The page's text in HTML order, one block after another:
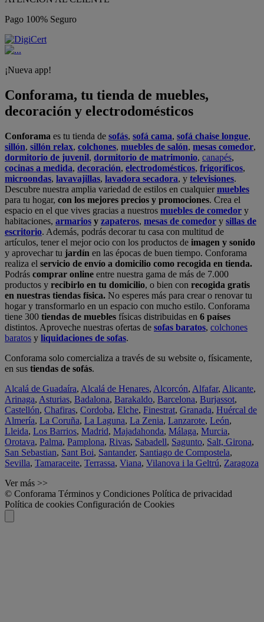
Pago 100% Seguro
¡Nueva app!
Conforama, tu tienda de muebles,
decoración y electrodomésticos
Conforama es tu tienda de sofás, sofá cama, sofá chaise longue,
sillón, sillón relax, colchones, muebles de salón, mesas comedor,
dormitorio de juvenil, dormitorio de matrimonio, canapés,
cocinas a medida, decoración, electrodomésticos, frigoríficos,
microondas, lavavajillas, lavadora secadora, y televisiones.
Descubre nuestra amplia variedad de estilos en cualquiermuebles
para tu hogar, con los mejores precios y promociones. Crea el
espacio en el que vives gracias a nuestros muebles de comedor y
habitaciones, armarios y zapateros, mesas de comedor y sillas de
escritorio. Además, podrás decorar tu casa con multitud de
artículos, tener el mejor ocio con los productos de imagen y sonido
y aprovechar tu jardín en las épocas de buen tiempo. Conforama
realiza el servicio de envío a domicilio como recogida en tienda.
Podrás comprar online entre nuestra gama de más de 7.000
productos y recibirlo en tu domicilio, o bien con recogida gratis
en nuestras tiendas física. No esperes más para crear o renovar tu
hogar y transformarlo en un espacio con mucho estilo. Conforama
tiene 300 tiendas de muebles físicas distribuidas en 6 países
distintos. Aproveche nuestras ofertas de sofas baratos, colchones
baratos y liquidaciones de sofas.
Conforama solo comercializa a través de su website o, físicamente,
en sus tiendas de sofás.
Alcalá de Guadaíra, Alcalá de Henares, Alcorcón, Alfafar, Alicante,
Arinaga, Asturias, Badalona, Barakaldo, Barcelona, Burjassot,
Castellón, Chafiras, Cordoba, Elche, Finestrat, Granada, Huércal de
Almería, La Coruña, La Laguna, La Zenia, Lanzarote, León,
Lleida, Los Barrios, Madrid, Majadahonda, Málaga, Murcia,
Orotava, Palma, Pamplona, Rivas, Sabadell, Sagunto, Salt, Girona,
San Sebastian, Sant Boi, Santander, Santiago de Compostela,
Sevilla, Tamaraceite, Terrassa, Viana, Vilanova i la Geltrú, Zaragoza
Ver más >>
© Conforama Términos y Condiciones Política de privacidad
Política de cookies Configuración de Cookies